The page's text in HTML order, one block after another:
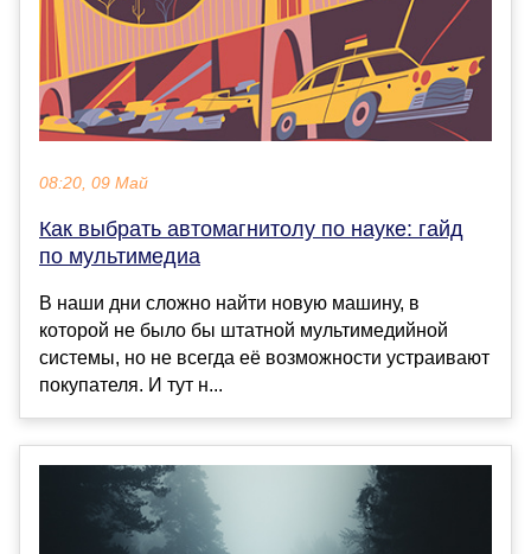
08:20, 09 Май
Как выбрать автомагнитолу по науке: гайд
по мультимедиа
В наши дни сложно найти новую машину, в
которой не было бы штатной мультимедийной
системы, но не всегда её возможности устраивают
покупателя. И тут н...